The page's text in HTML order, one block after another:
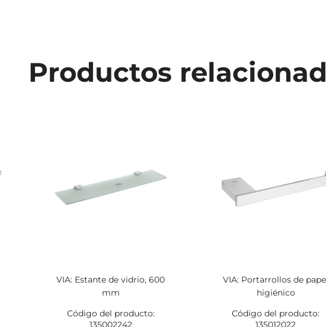
Productos
VIA: Estante de vidrio, 600
mm
Código del producto:
135002242
VIA: Portarrollos de
higiénico
Código del producto:
135012022